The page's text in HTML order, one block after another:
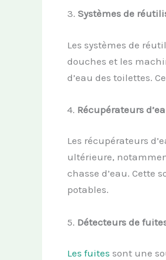
3. Systèmes de r
Les systèmes de
douches et les
d’eau des toilettes.
4. Récupérateurs d’e
Les récupérateurs
ultérieure,
chasse d’eau. Cette
potables.
5. Détecteurs de f
Les fuites sont une